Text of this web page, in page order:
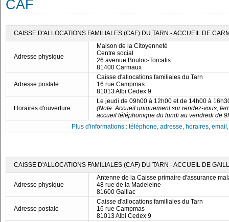
CAF
CAISSE D'ALLOCATIONS FAMILIALES (CAF) DU TARN - ACCUEIL DE
Adresse physique
Maison de la Citoyenneté
Centre social
26 avenue Bouloc-Torcatis
81400 Carmaux
Adresse postale
Caisse d'allocations familiales du Tarn
16 rue Campmas
81013 Albi Cedex 9
Horaires d'ouverture
Le jeudi de 09h00 à 12h00 et de 14h00 à
(Note: Accueil uniquement sur rendez-vous,
accueil téléphonique du lundi au vendredi de
Plus d'informations : téléphone, adresse, horaires,
CAISSE D'ALLOCATIONS FAMILIALES (CAF) DU TARN - ACCUEIL DE
Adresse physique
Antenne de la Caisse primaire d'assurance
48 rue de la Madeleine
81600 Gaillac
Adresse postale
Caisse d'allocations familiales du Tarn
16 rue Campmas
81013 Albi Cedex 9